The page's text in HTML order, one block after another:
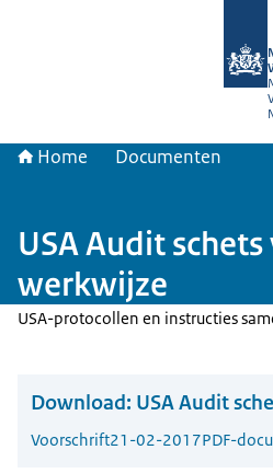
Home Documenten
USA Audit schets
werkwijze
USA-protocollen en instructies
Download: USA Audit
Voorschrift21-02-2017PDF-